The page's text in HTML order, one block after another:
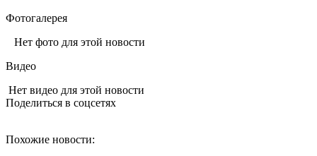
Фотогалерея
Нет фото для этой новости
Видео
Нет видео для этой новости
Поделиться в соцсетях
Похожие новости: